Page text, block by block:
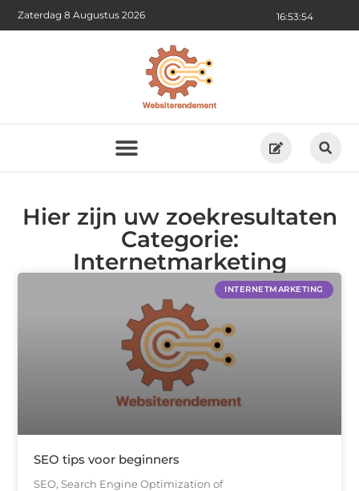
16:53:54
Zaterdag 8 Augustus 2026
Hier zijn uw zoekresultaten
Categorie:
Internetmarketing
INTERNETMARKETING
SEO tips voor beginners
SEO, Search Engine Optimization of